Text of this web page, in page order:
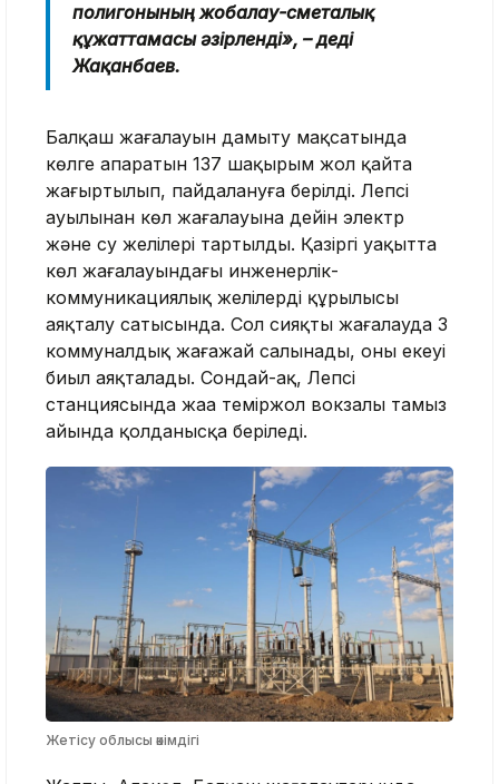
полигонының жобалау-сметалық
құжаттамасы әзірленді», – деді
Жақанбаев.
Балқаш жағалауын дамыту мақсатында
көлге апаратын 137 шақырым жол қайта
жаңғыртылып, пайдалануға берілді. Лепсі
ауылынан көл жағалауына дейін электр
және су желілері тартылды. Қазіргі уақытта
көл жағалауындағы инженерлік-
коммуникациялық желілердің құрылысы
аяқталу сатысында. Сол сияқты жағалауда 3
коммуналдық жағажай салынады, оның екеуі
биыл аяқталады. Сондай-ақ, Лепсі
станциясында жаңа теміржол вокзалы тамыз
айында қолданысқа беріледі.
Жетісу облысы әкімдігі